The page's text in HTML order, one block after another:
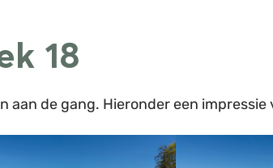
18
aan de gang. Hieronder een